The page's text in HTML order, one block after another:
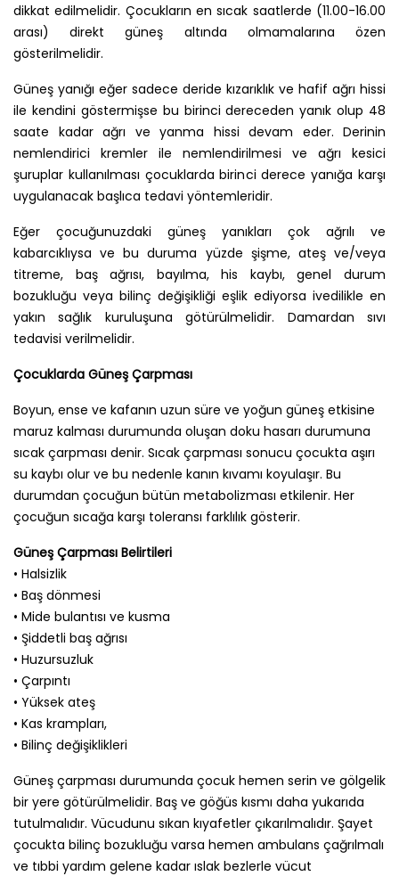
dikkat edilmelidir. Çocukların en sıcak saatlerde (11.00-16.00
arası) direkt güneş altında olmamalarına özen
gösterilmelidir.
Güneş yanığı eğer sadece deride kızarıklık ve hafif ağrı hissi
ile kendini göstermişse bu birinci dereceden yanık olup 48
saate kadar ağrı ve yanma hissi devam eder. Derinin
nemlendirici kremler ile nemlendirilmesi ve ağrı kesici
şuruplar kullanılması çocuklarda birinci derece yanığa karşı
uygulanacak başlıca tedavi yöntemleridir.
Eğer çocuğunuzdaki güneş yanıkları çok ağrılı ve
kabarcıklıysa ve bu duruma yüzde şişme, ateş ve/veya
titreme, baş ağrısı, bayılma, his kaybı, genel durum
bozukluğu veya bilinç değişikliği eşlik ediyorsa ivedilikle en
yakın sağlık kuruluşuna götürülmelidir. Damardan sıvı
tedavisi verilmelidir.
Çocuklarda Güneş Çarpması
Boyun, ense ve kafanın uzun süre ve yoğun güneş etkisine
maruz kalması durumunda oluşan doku hasarı durumuna
sıcak çarpması denir. Sıcak çarpması sonucu çocukta aşırı
su kaybı olur ve bu nedenle kanın kıvamı koyulaşır. Bu
durumdan çocuğun bütün metabolizması etkilenir. Her
çocuğun sıcağa karşı toleransı farklılık gösterir.
Güneş Çarpması Belirtileri
• Halsizlik
• Baş dönmesi
• Mide bulantısı ve kusma
• Şiddetli baş ağrısı
• Huzursuzluk
• Çarpıntı
• Yüksek ateş
• Kas krampları,
• Bilinç değişiklikleri
Güneş çarpması durumunda çocuk hemen serin ve gölgelik
bir yere götürülmelidir. Baş ve göğüs kısmı daha yukarıda
tutulmalıdır. Vücudunu sıkan kıyafetler çıkarılmalıdır. Şayet
çocukta bilinç bozukluğu varsa hemen ambulans çağrılmalı
ve tıbbi yardım gelene kadar ıslak bezlerle vücut